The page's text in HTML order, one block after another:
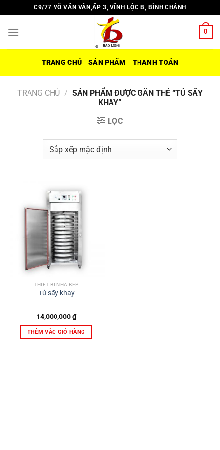
đến
nội
C9/77 VÕ VĂN VÂN,ẤP 3, VĨNH LỘC B, BÌNH CHÁNH
0
TRANG CHỦ SẢN PHẨM THANH TOÁN
TRANG CHỦ / SẢN PHẨM ĐƯỢC GẮN THẺ “TỦ SẤY
KHAY”
LỌC
THIẾT BỊ NHÀ BẾP
Tủ sấy khay
14,000,000₫
THÊM VÀO GIỎ HÀNG